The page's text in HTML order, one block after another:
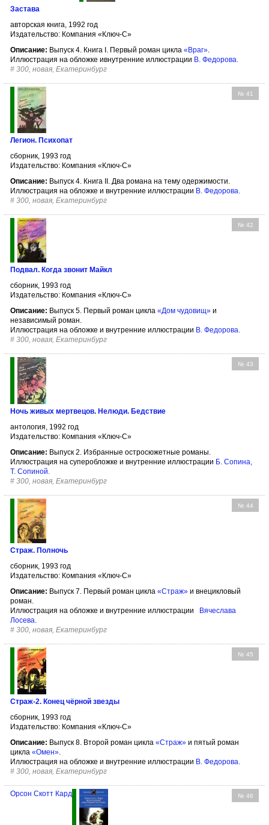
Застава
авторская книга, 1992 год
Издательство: Компания «Ключ-С»
Описание: Выпуск 4. Книга I. Первый роман цикла «Враг».
Иллюстрация на обложке ивнутренние иллюстрации В. Федорова.
# 300, новая, Екатеринбург
№ 41
Легион. Психопат
сборник, 1993 год
Издательство: Компания «Ключ-С»
Описание: Выпуск 4. Книга II. Два романа на тему одержимости.
Иллюстрация на обложке и внутренние иллюстрации В. Федорова.
# 300, новая, Екатеринбург
№ 42
Подвал. Когда звонит Майкл
сборник, 1993 год
Издательство: Компания «Ключ-С»
Описание: Выпуск 5. Первый роман цикла «Дом чудовищ» и
независимый роман.
Иллюстрация на обложке и внутренние иллюстрации В. Федорова.
# 300, новая, Екатеринбург
№ 43
Ночь живых мертвецов. Нелюди. Бедствие
антология, 1992 год
Издательство: Компания «Ключ-С»
Описание: Выпуск 2. Избранные остросюжетные романы.
Иллюстрация на суперобложке и внутренние иллюстрации Б. Сопина,
Т. Сопиной.
# 300, новая, Екатеринбург
№ 44
Страж. Полночь
сборник, 1993 год
Издательство: Компания «Ключ-С»
Описание: Выпуск 7. Первый роман цикла «Страж» и внецикловый
роман.
Иллюстрация на обложке и внутренние иллюстрации
Вячеслава
Лосева.
# 300, новая, Екатеринбург
№ 45
Страж-2. Конец чёрной звезды
сборник, 1993 год
Издательство: Компания «Ключ-С»
Описание: Выпуск 8. Второй роман цикла «Страж» и пятый роман
цикла «Омен».
Иллюстрация на обложке и внутренние иллюстрации В. Федорова.
# 300, новая, Екатеринбург
№ 46
Орсон Скотт Кард